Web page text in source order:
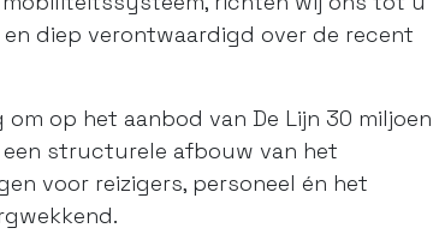
diep verontwaardigd over de recent
op het aanbod van De Lijn 30 miljoen
structurele afbouw van het
voor reizigers, personeel én het